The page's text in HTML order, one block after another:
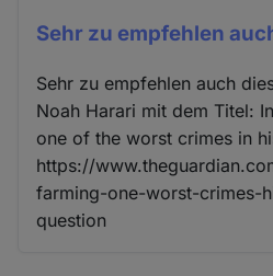
Sehr zu empfehlen
Sehr zu empfehlen auch
Noah Harari mit dem Titel:
one of the worst crimes in
https://
farming-one-worst-crimes-
question